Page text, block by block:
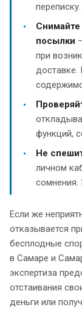
переписку.
посылки
при
доставке.
функций,
Не
личном
сомнения.
Если же
отказывается
бесплодные
в Самаре и
экспертиза
отстаивания
деньги или